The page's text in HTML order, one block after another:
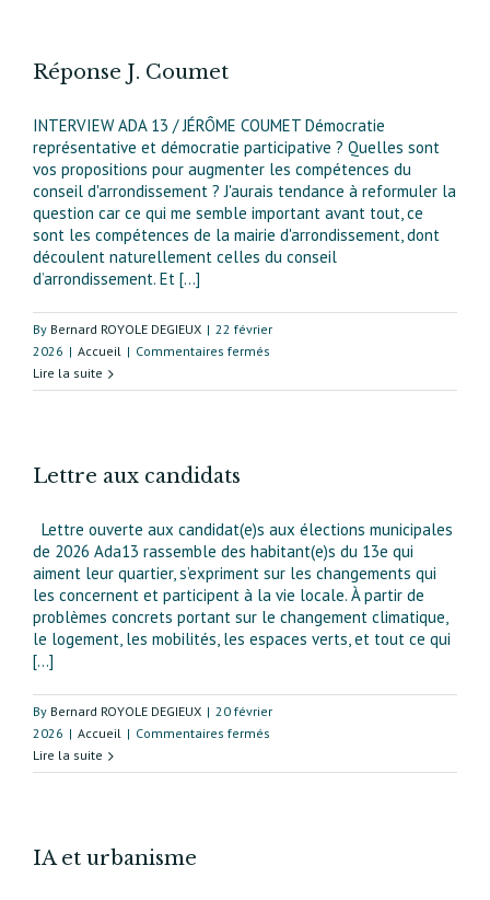
Réponse J. Coumet
INTERVIEW ADA 13 / JÉRÔME COUMET Démocratie
représentative et démocratie participative ? Quelles sont
vos propositions pour augmenter les compétences du
conseil d'arrondissement ? J'aurais tendance à reformuler la
question car ce qui me semble important avant tout, ce
sont les compétences de la mairie d'arrondissement, dont
découlent naturellement celles du conseil
d’arrondissement. Et [...]
By Bernard ROYOLE DEGIEUX | 22 février
2026 | Accueil | Commentaires fermés
J.
Lire la suite
Lettre aux candidats
Lettre ouverte aux candidat(e)s aux élections municipales
de 2026 Ada13 rassemble des habitant(e)s du 13e qui
aiment leur quartier, s’expriment sur les changements qui
les concernent et participent à la vie locale. À partir de
problèmes concrets portant sur le changement climatique,
le logement, les mobilités, les espaces verts, et tout ce qui
[...]
By Bernard ROYOLE DEGIEUX | 20 février
2026 | Accueil | Commentaires fermés
aux
Lire la suite
IA et urbanisme